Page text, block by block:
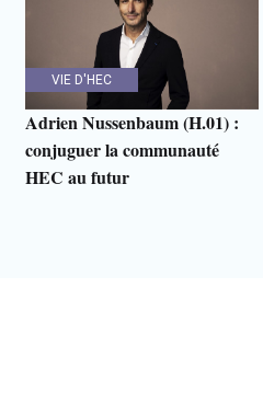
VIE D'HEC
Adrien Nussenbaum (H.01) :
conjuguer la communauté
HEC au futur